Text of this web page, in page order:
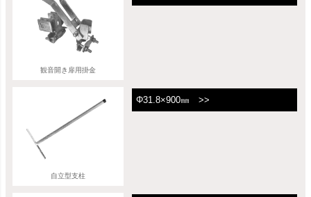
観音開き扉用掛金
自立型支柱
Φ31.8×900㎜ >>